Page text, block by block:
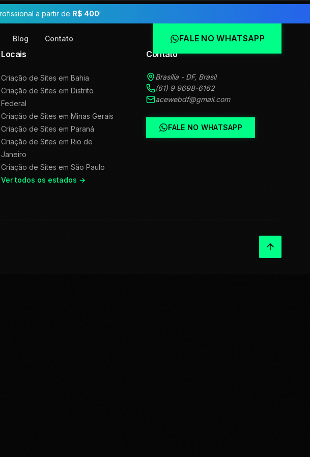
a partir de R$ 400!
Blog Contato FALE NO WHATSAPP
Locais
Criação de Sites emBahia
Criação de Sites emDistrito
Federal
Criação de Sites emMinas Gerais
Criação de Sites emParaná
Criação de Sites emRio de
Janeiro
Criação de Sites emSão Paulo
Ver todos os estados →
Contato
Brasília - DF, Brasil
(61) 9 9698-6162
acewebdf@gmail.com
FALE NO WHATSAPP